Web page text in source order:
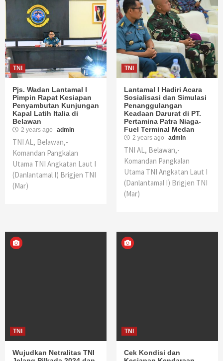
TNI
Pjs. Wadan Lantamal I
Pimpin Rapat Kesiapan
Penyambutan Kunjungan
Kapal Latih Italia di
Belawan
2 years ago admin
TNI AL, Belawan,-
Komandan Pangkalan
Utama TNI Angkatan Laut I
(Danlantamal I) Brigjen TNI
(Mar)
TNI
Lantamal I Hadiri Acara
Sosialisasi dan Simulasi
Penanggulangan
Keadaan Darurat di PT.
Pertamina Patra Niaga-
Fuel Terminal Medan
2 years ago admin
TNI AL, Belawan,-
Komandan Pangkalan
Utama TNI Angkatan Laut I
(Danlantamal I) Brigjen TNI
(Mar)
TNI
Wujudkan Netralitas TNI
TNI
Cek Kondisi dan